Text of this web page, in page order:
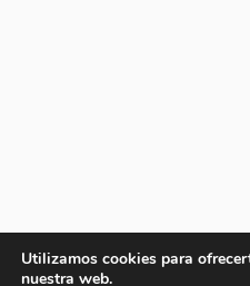
Utilizamos cookies para
nuestra web.